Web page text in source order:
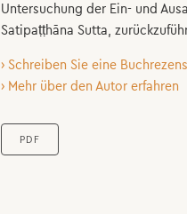
Untersuchung der Ein- und
Satipaṭṭhāna Sutta,
› Schreiben Sie eine
› Mehr über den Autor erfahren
PDF